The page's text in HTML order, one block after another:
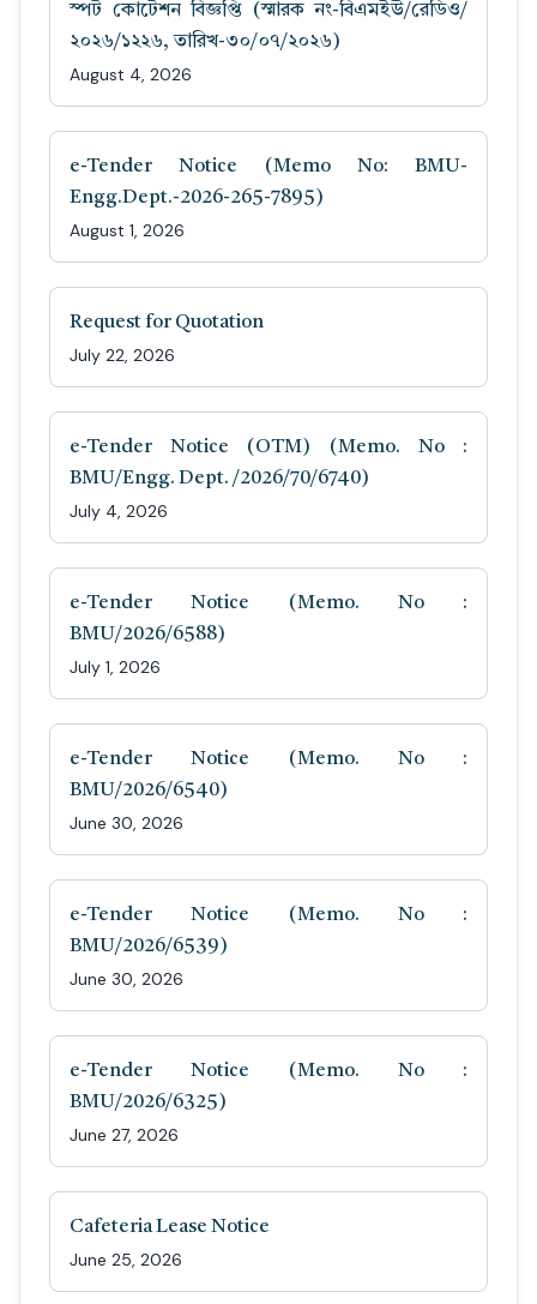
স্পট কোটেশন বিজ্ঞপ্তি (স্মারক নং-বিএমইউ/রেডিও/
২০২৬/১২২৬, তারিখ-৩০/০৭/২০২৬)
August 4, 2026
e-Tender Notice (Memo No: BMU-
Engg.Dept.-2026-265-7895)
August 1, 2026
Request for Quotation
July 22, 2026
e-Tender Notice (OTM) (Memo. No :
BMU/Engg. Dept. /2026/70/6740)
July 4, 2026
e-Tender Notice (Memo. No :
BMU/2026/6588)
July 1, 2026
e-Tender Notice (Memo. No :
BMU/2026/6540)
June 30, 2026
e-Tender Notice (Memo. No :
BMU/2026/6539)
June 30, 2026
e-Tender Notice (Memo. No :
BMU/2026/6325)
June 27, 2026
Cafeteria Lease Notice
June 25, 2026